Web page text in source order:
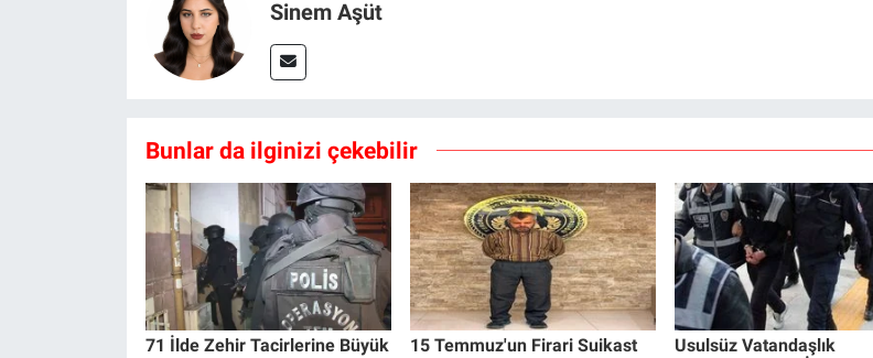
Sinem Aşüt
Bunlar da ilginizi çekebilir
71 İlde Zehir Tacirlerine Büyük
15 Temmuz'un Firari Suikast
Usulsüz Vatandaşlık